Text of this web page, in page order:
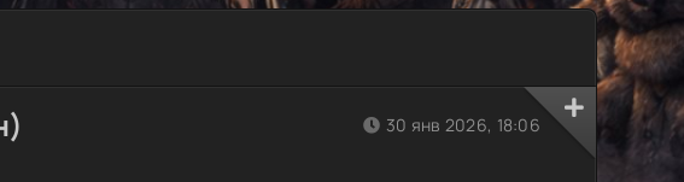
30 янв 2026, 18:06